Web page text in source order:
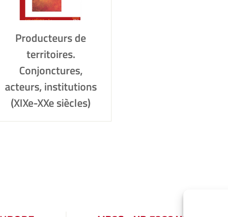
Producteurs de
territoires.
Conjonctures,
acteurs, institutions
(XIXe-XXe siècles)